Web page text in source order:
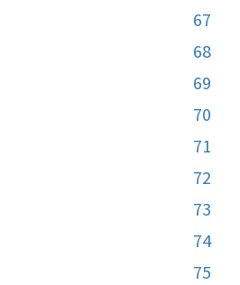
67
68
69
70
71
72
73
74
75